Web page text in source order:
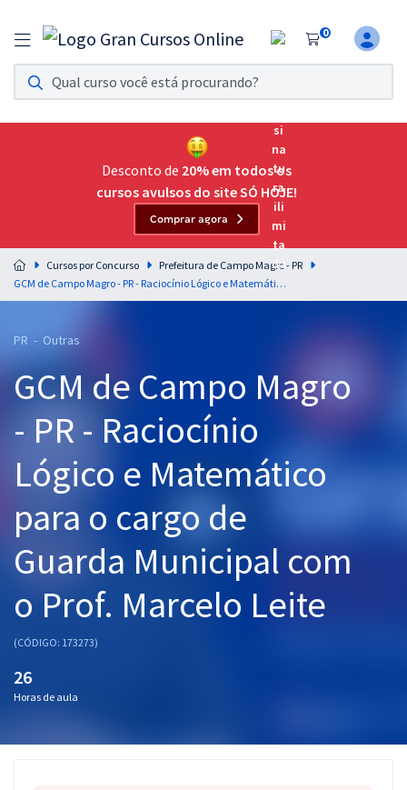
0
Assinatura Ilimitada 11
Acesso a todos os cursos. Teste grátis por 7 dias!
Assinatura OAB Até Passar
Acesso ilimitado a toda preparação para o Exame da
Residências Multiprofissionais
Preparação completa e intensiva para as principais
residências em saúde do Brasil
Cursos 20% OFF
Graduação
OAB
Questões grátis
Aprovados
Desconto de 20% em todos os
cursos avulsos do site SÓ HOJE!
Comprar agora
Cursos por Concurso
Prefeitura de Campo Magro - PR
GCM de Campo Magro - PR - Raciocínio Lógico e Matemático para o cargo de Guarda Municipal com o Prof. Marcelo Leite
PR - Outras
GCM de Campo Magro
- PR - Raciocínio
Lógico e Matemático
para o cargo de
Guarda Municipal com
o Prof. Marcelo Leite
(CÓDIGO: 173273)
26
Horas de aula